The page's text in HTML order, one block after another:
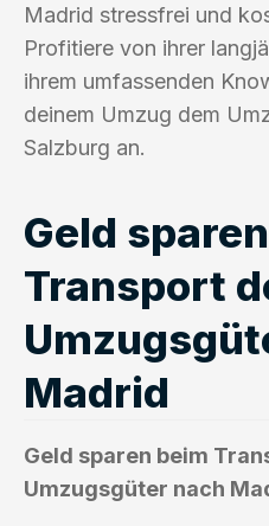
Madrid stressfrei und
Profitiere von ihrer
ihrem umfassenden
deinem Umzug dem
Salzburg an.
Geld
Transport
Madrid
Geld sparen beim
Umzugsgüter nach